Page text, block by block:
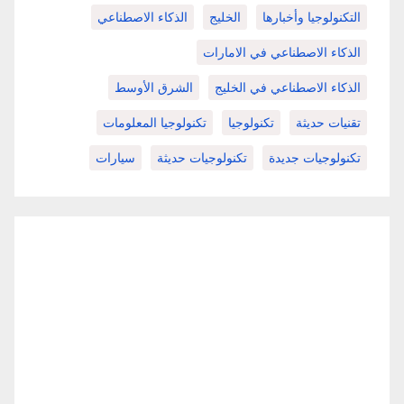
التكنولوجيا وأخبارها الخليج الذكاء الاصطناعي
الذكاء الاصطناعي في الامارات
الذكاء الاصطناعي في الخليج الشرق الأوسط
تقنيات حديثة تكنولوجيا تكنولوجيا المعلومات
تكنولوجيات جديدة تكنولوجيات حديثة سيارات